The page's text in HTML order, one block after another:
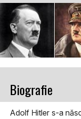
Biografie
Adolf Hitler s-a